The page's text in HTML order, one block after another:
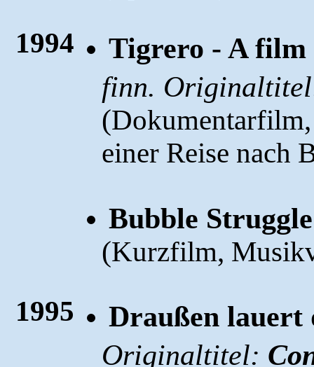
1994
Tigrero - A film
finn.
(
einer Reise nach
Bubble Struggle
(Kurzfilm,
1995
Draußen lauert
Originaltitel: